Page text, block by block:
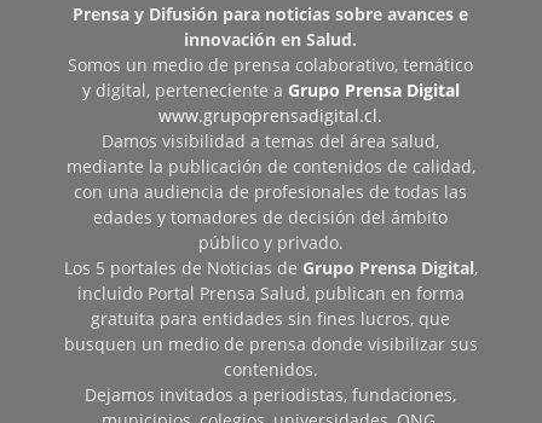
Prensa y Difusión para noticias sobre avances e
innovación en Salud.
Somos un medio de prensa colaborativo, temático
y digital, perteneciente a Grupo Prensa Digital
www.grupoprensadigital.cl.
Damos visibilidad a temas del área salud,
mediante la publicación de contenidos de calidad,
con una audiencia de profesionales de todas las
edades y tomadores de decisión del ámbito
público y privado.
Los 5 portales de Noticias de Grupo Prensa Digital,
incluido Portal Prensa Salud, publican en forma
gratuita para entidades sin fines lucros, que
busquen un medio de prensa donde visibilizar sus
contenidos.
Dejamos invitados a periodistas, fundaciones,